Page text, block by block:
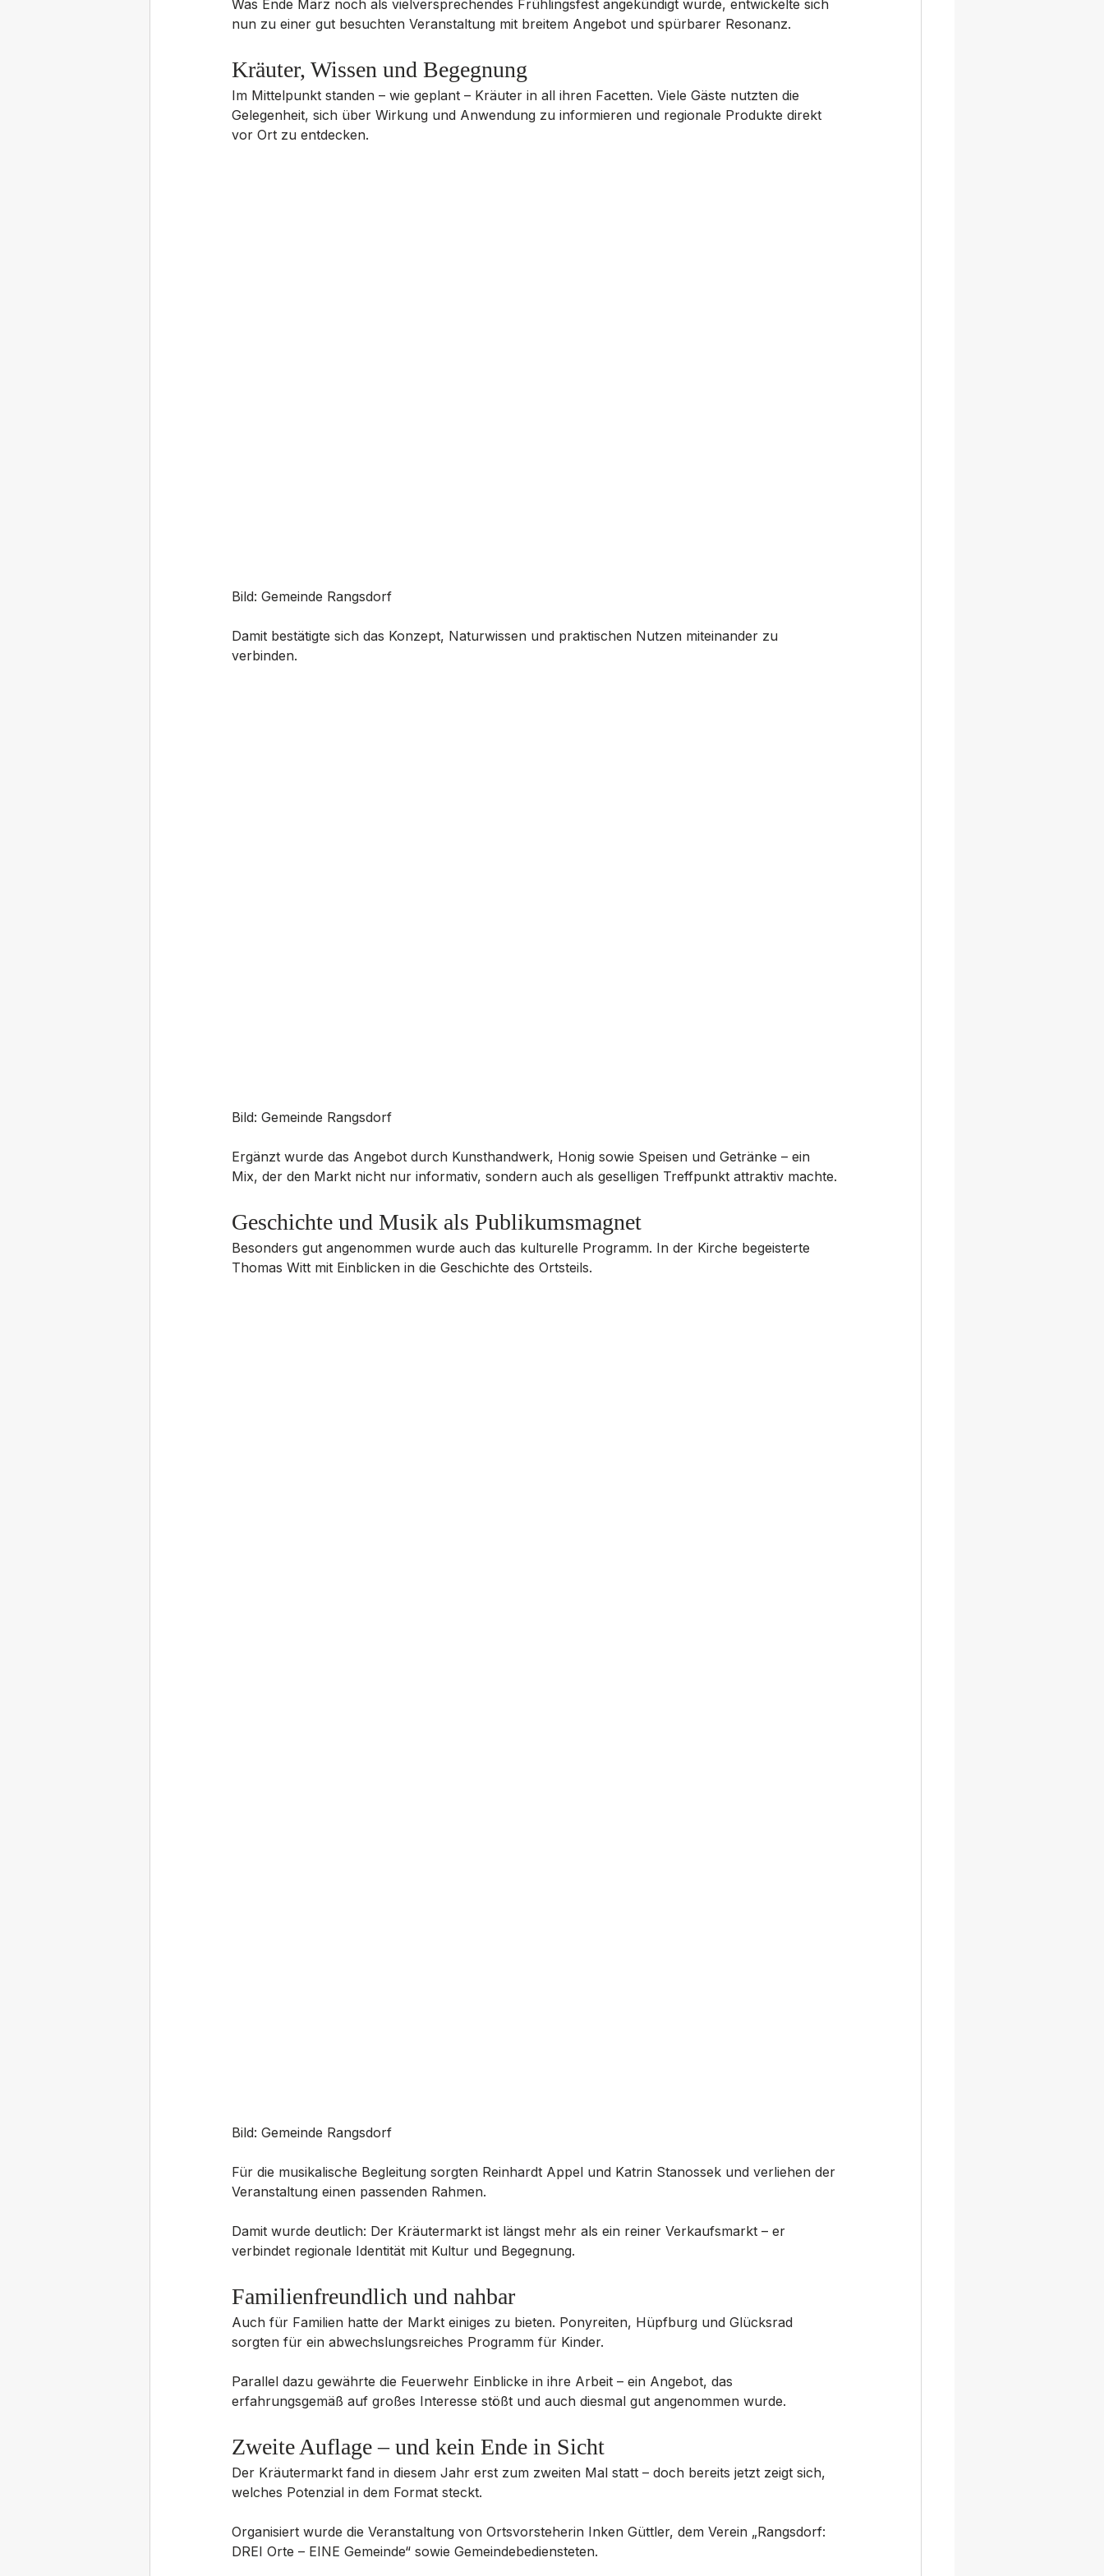
Was Ende März noch als vielversprechendes Frühlingsfest angekündigt wurde, entwickelte sich
nun zu einer gut besuchten Veranstaltung mit breitem Angebot und spürbarer Resonanz.
Kräuter, Wissen und Begegnung
Im Mittelpunkt standen – wie geplant – Kräuter in all ihren Facetten. Viele Gäste nutzten die
Gelegenheit, sich über Wirkung und Anwendung zu informieren und regionale Produkte direkt
vor Ort zu entdecken.
Bild: Gemeinde Rangsdorf
Damit bestätigte sich das Konzept, Naturwissen und praktischen Nutzen miteinander zu
verbinden.
Bild: Gemeinde Rangsdorf
Ergänzt wurde das Angebot durch Kunsthandwerk, Honig sowie Speisen und Getränke – ein
Mix, der den Markt nicht nur informativ, sondern auch als geselligen Treffpunkt attraktiv machte.
Geschichte und Musik als Publikumsmagnet
Besonders gut angenommen wurde auch das kulturelle Programm. In der Kirche begeisterte
Thomas Witt mit Einblicken in die Geschichte des Ortsteils.
Bild: Gemeinde Rangsdorf
Für die musikalische Begleitung sorgten Reinhardt Appel und Katrin Stanossek und verliehen der
Veranstaltung einen passenden Rahmen.
Damit wurde deutlich: Der Kräutermarkt ist längst mehr als ein reiner Verkaufsmarkt – er
verbindet regionale Identität mit Kultur und Begegnung.
Familienfreundlich und nahbar
Auch für Familien hatte der Markt einiges zu bieten. Ponyreiten, Hüpfburg und Glücksrad
sorgten für ein abwechslungsreiches Programm für Kinder.
Parallel dazu gewährte die Feuerwehr Einblicke in ihre Arbeit – ein Angebot, das
erfahrungsgemäß auf großes Interesse stößt und auch diesmal gut angenommen wurde.
Zweite Auflage – und kein Ende in Sicht
Der Kräutermarkt fand in diesem Jahr erst zum zweiten Mal statt – doch bereits jetzt zeigt sich,
welches Potenzial in dem Format steckt.
Organisiert wurde die Veranstaltung von Ortsvorsteherin Inken Güttler, dem Verein „Rangsdorf:
DREI Orte – EINE Gemeinde“ sowie Gemeindebediensteten.